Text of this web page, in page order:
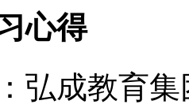
心得
弘成教育集